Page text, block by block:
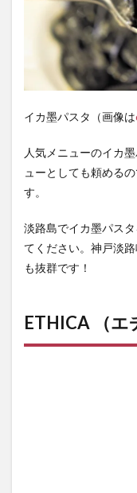
イカ墨パスタ（画像は
人気メニューのイカ
ューとしても頼める
す。
淡路島でイカ墨パス
てください。神戸淡
も抜群です！
ETHICA （エ